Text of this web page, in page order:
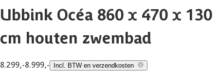
Ubbink Océa 860 x 470 x 130
cm houten zwembad
8.299,-8.999,- Incl. BTW en verzendkosten